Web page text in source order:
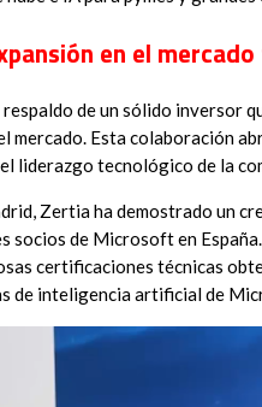
en el
de un sólido inversor
mercado. Esta colaboración
liderazgo tecnológico de la
Zertia ha demostrado un
socios de Microsoft en
certificaciones técnicas
de inteligencia artificial de